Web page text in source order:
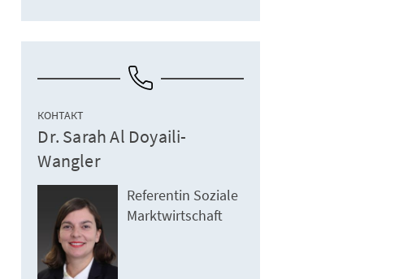
КОНТАКТ
Dr. Sarah Al Doyaili-
Wangler
Referentin Soziale
Marktwirtschaft